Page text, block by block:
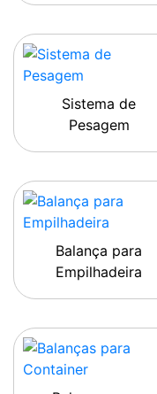
Sistema de
Pesagem
Balança para
Empilhadeira